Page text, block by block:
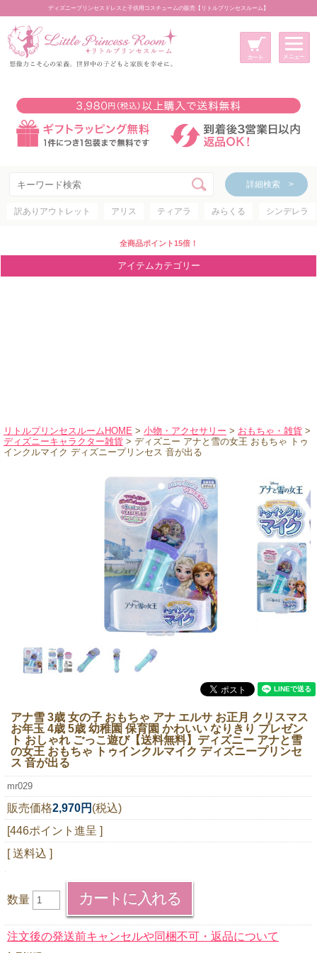
ディズニープリンセスドレスと子供用コスチュームの販売【リトルプリンセスルーム】
詳細検索 >
訳ありアウトレット アリス ティアラ みらくる シンデレラ
全商品ポイント15倍！
アイテムカテゴリー
リトルプリンセスルームHOME > 小物・アクセサリー > おもちゃ・雑貨 >
ディズニーキャラクター雑貨 > ディズニー アナと雪の女王 おもちゃ トゥ
インクルマイク ディズニープリンセス 音が出る
アナ雪 3歳 女の子 おもちゃ アナ エルサ お正月 クリスマス
お年玉 4歳 5歳 幼稚園 保育園 かわいい なりきり プレゼン
ト おしゃれ ごっこ遊び【送料無料】 ディズニー アナと雪
の女王 おもちゃ トゥインクルマイク ディズニープリンセ
ス 音が出る
mr029
販売価格2,970円 (税込)
[446ポイント進呈 ]
[ 送料込 ]
数量
注文後の発送前キャンセルや同梱不可・返品について
新規会員登録
マイページ
カート
詳細検索 >
アイテムカテゴリー
ディズニープリンセス
ディズニキャラクター
アウトレット
ショッピングインフォメーション
会社概要
お支払・送料
返品・交換
サイズの測り方
よくあるご質問
レビューを見る
ブログ
0120-221-040